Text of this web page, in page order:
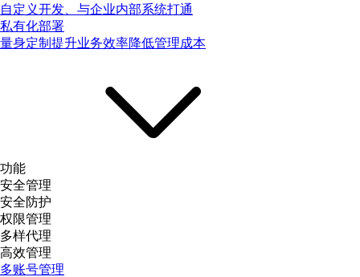
自定义开发、与企业内部系统打通
私有化部署
量身定制提升业务效率降低管理成本
功能
安全管理
安全防护
权限管理
多样代理
高效管理
多账号管理